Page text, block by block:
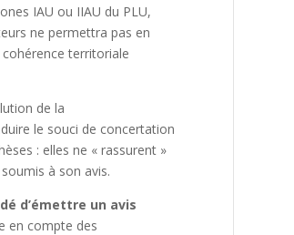
IAU ou IIAU du PLU,
ne permettra pas en
territoriale
de la
le souci de concertation
: elles ne « rassurent »
à son avis.
d’émettre un avis
en compte des